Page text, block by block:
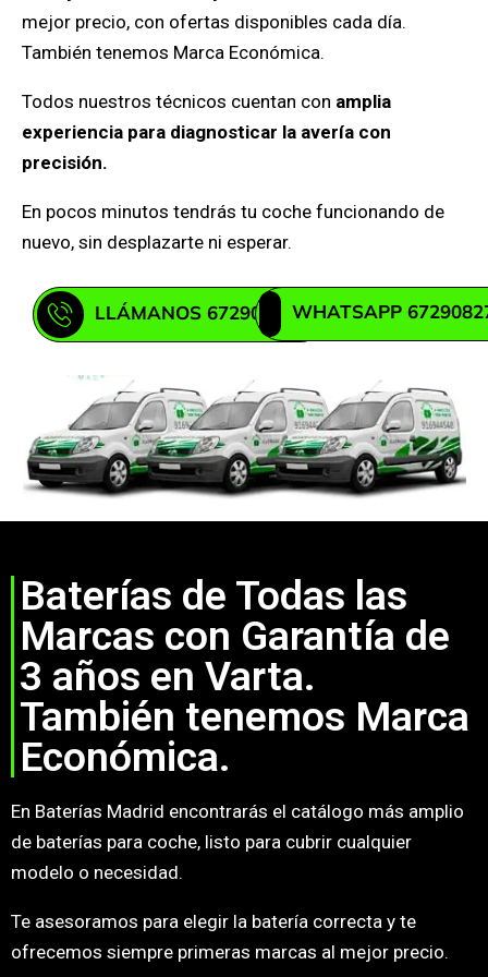
mejor precio, con ofertas disponibles cada día.
También tenemos Marca Económica.
Todos nuestros técnicos cuentan con amplia
experiencia para diagnosticar la avería con
precisión.
En pocos minutos tendrás tu coche funcionando de
nuevo, sin desplazarte ni esperar.
LLÁMANOS 672908271WHATSAPP
Baterías de Todas las
Marcas con Garantía de
3 años en Varta.
También tenemos Marca
Económica.
En Baterías Madrid encontrarás el catálogo más amplio
de baterías para coche, listo para cubrir cualquier
modelo o necesidad.
Te asesoramos para elegir la batería correcta y te
ofrecemos siempre primeras marcas al mejor precio.